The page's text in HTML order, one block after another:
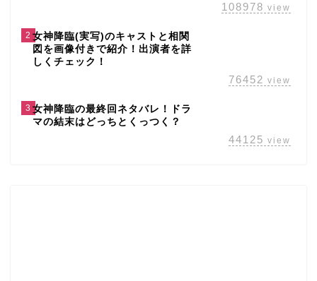
108978 view
2 女神降臨(実写)のキャストと相関
図を画像付きで紹介！出演者を詳
しくチェック！
76452 view
3 女神降臨の最終回ネタバレ！ドラ
マの結末はどっちとくっつく？
44125 view